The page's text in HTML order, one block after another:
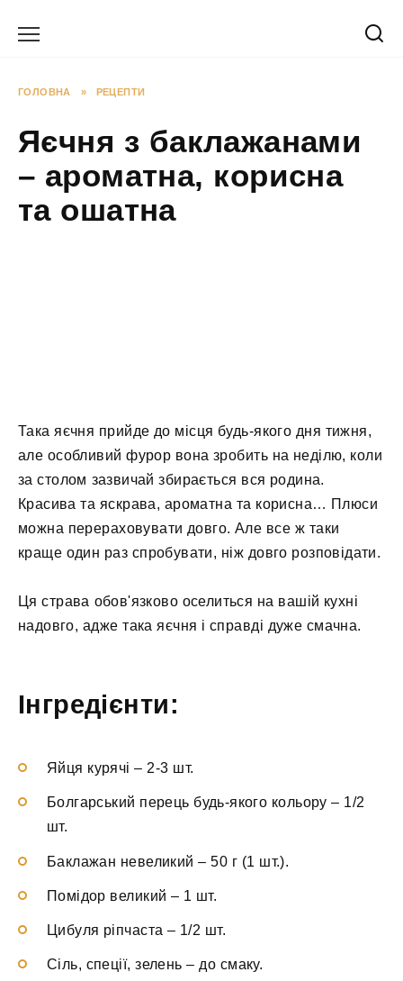
ГОЛОВНА » РЕЦЕПТИ
Яєчня з баклажанами
– ароматна, корисна
та ошатна
Така яєчня прийде до місця будь-якого дня тижня,
але особливий фурор вона зробить на неділю, коли
за столом зазвичай збирається вся родина.
Красива та яскрава, ароматна та корисна… Плюси
можна перераховувати довго. Але все ж таки
краще один раз спробувати, ніж довго розповідати.
Ця страва обов'язково оселиться на вашій кухні
надовго, адже така яєчня і справді дуже смачна.
Інгредієнти:
Яйця курячі – 2-3 шт.
Болгарський перець будь-якого кольору – 1/2
шт.
Баклажан невеликий –50 г (1 шт.).
Помідор великий – 1 шт.
Цибуля ріпчаста – 1/2 шт.
Сіль, спеції, зелень – до смаку.